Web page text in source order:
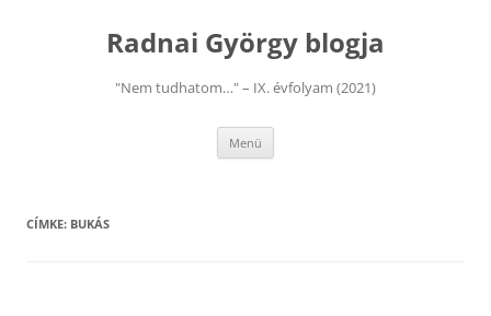
Radnai György blogja
"Nem tudhatom…" – IX. évfolyam (2021)
Menü
CÍMKE: BUKÁS